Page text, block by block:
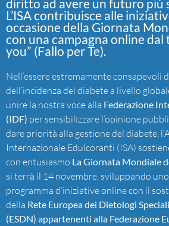
diritto ad avere un futuro più
L’ISA contribuisce alle
occasione della Giornata
con una campagna online
you” (Fallo per Te).
Nell’essere estremamente consapevoli
dell’incidenza del diabete a livello
unire la nostra voce alla Federazione
(IDF) per sensibilizzare l’opinione
dare priorità alla gestione del diabete,
Internazionale Edulcoranti (ISA)
con entusiasmo La Giornata Mondiale
si terrà il 14 novembre, sviluppando
programma d’iniziative online con il
della Rete Europea dei Dietologi
(ESDN) appartenenti alla Federazione